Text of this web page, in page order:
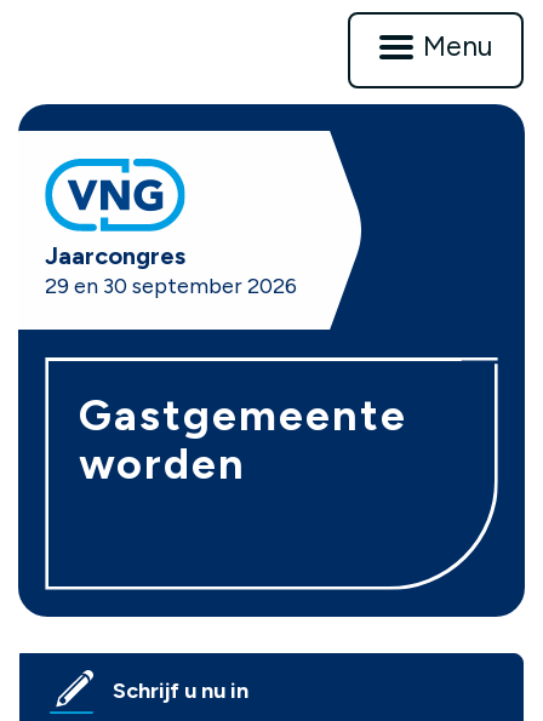
Menu
VNG
Jaarcongres
29 en 30 september 2026
Gastgemeente
worden
Schrijf u nu in